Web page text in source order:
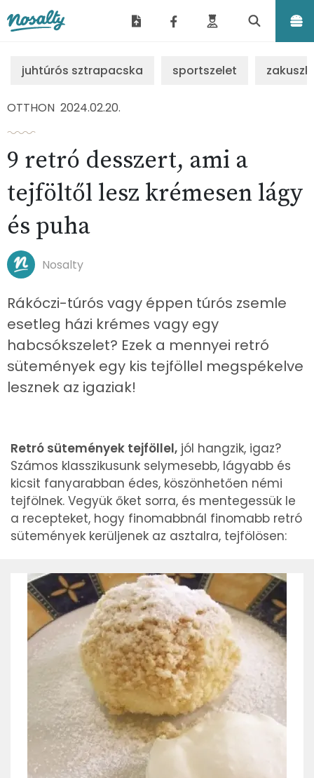
juhtúrós sztrapacska sportszelet
OTTHON 2024.02.20.
9 retró desszert, ami a
tejföltől lesz krémesen lágy
és puha
Nosalty
Rákóczi-túrós vagy éppen túrós zsemle
esetleg házi krémes vagy egy
habcsókszelet? Ezek a mennyei retró
sütemények egy kis tejföllel megspékelve
lesznek az igaziak!
Retró sütemények tejföllel, jól hangzik, igaz?
Számos klasszikusunk selymesebb, lágyabb és
kicsit fanyarabban édes, köszönhetően némi
tejfölnek. Vegyük őket sorra, és mentegessük le
a recepteket, hogy finomabbnál finomabb retró
sütemények kerüljenek az asztalra, tejfölösen: